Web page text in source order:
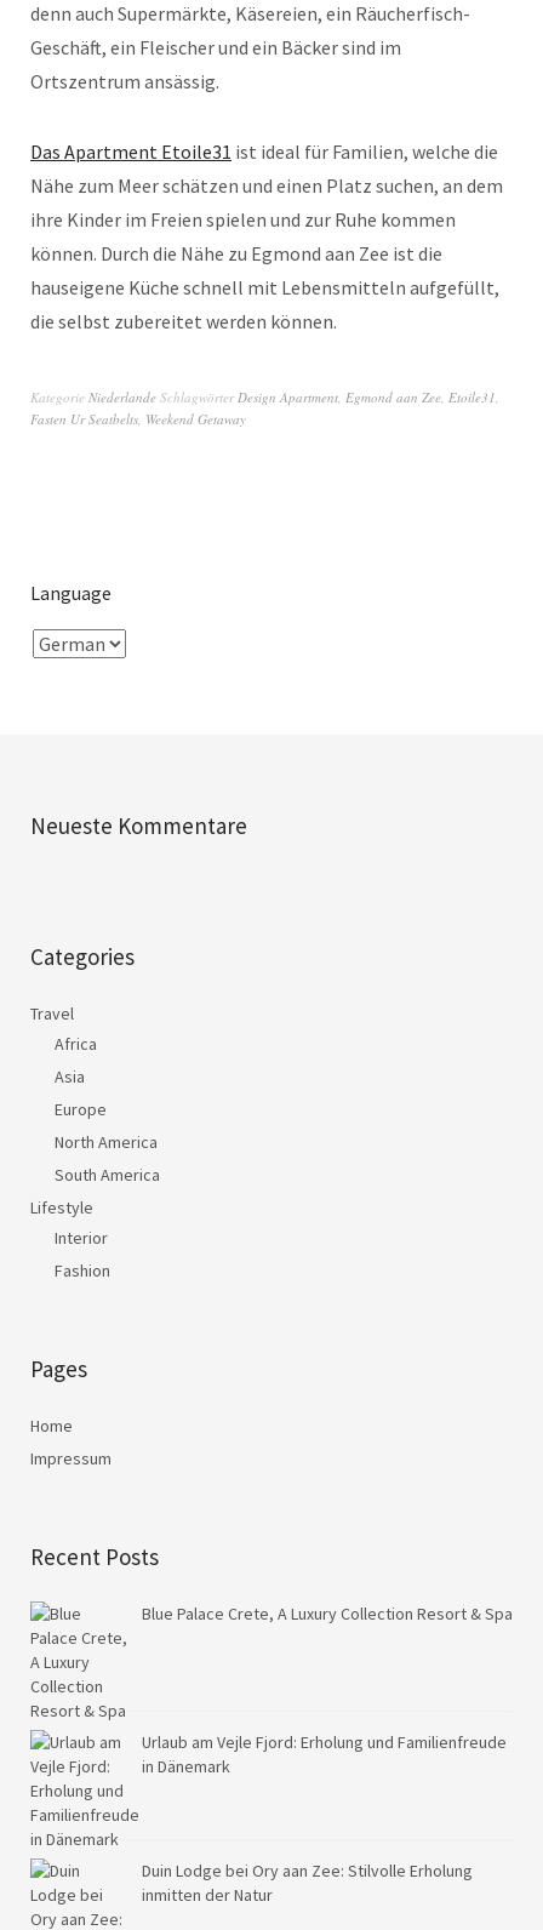
denn auch Supermärkte, Käsereien, ein Räucherfisch-
Geschäft, ein Fleischer und ein Bäcker sind im
Ortszentrum ansässig.
Das Apartment Etoile31 ist ideal für Familien, welche die
Nähe zum Meer schätzen und einen Platz suchen, an dem
ihre Kinder im Freien spielen und zur Ruhe kommen
können. Durch die Nähe zu Egmond aan Zee ist die
hauseigene Küche schnell mit Lebensmitteln aufgefüllt,
die selbst zubereitet werden können.
Kategorie Niederlande SchlagwörterDesign Apartment, Egmond aan Zee, Etoile31,
Fasten Ur Seatbelts, Weekend Getaway
Language
Neueste Kommentare
Categories
Travel
Africa
Asia
Europe
North America
South America
Lifestyle
Interior
Fashion
Pages
Home
Impressum
Recent Posts
Blue Palace Crete, A Luxury Collection Resort & Spa
Urlaub am Vejle Fjord: Erholung und Familienfreude
in Dänemark
Duin Lodge bei Ory aan Zee: Stilvolle Erholung
inmitten der Natur